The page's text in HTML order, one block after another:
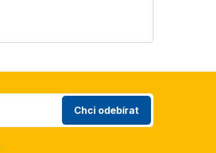
Chci odebírat